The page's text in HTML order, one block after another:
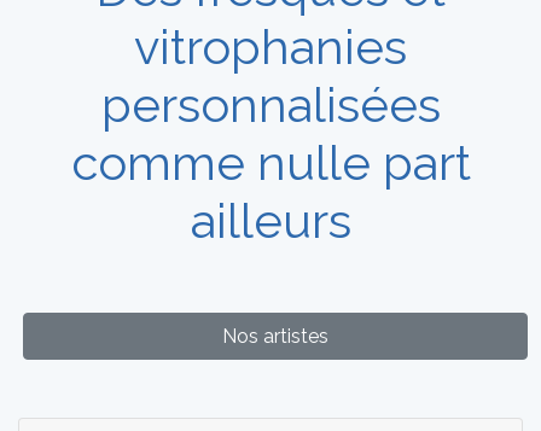
vitrophanies
personnalisées
comme nulle part
ailleurs
Nos artistes